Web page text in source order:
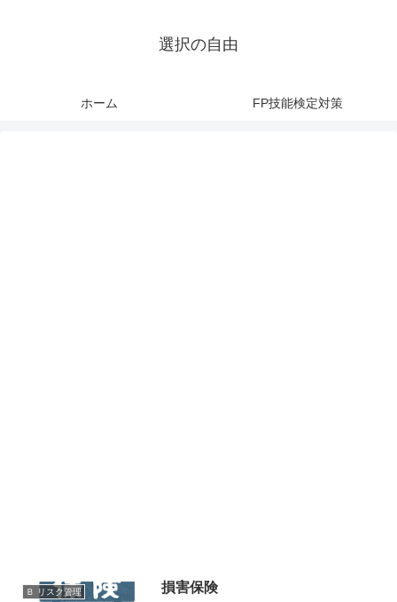
選択の自由
ホーム FP技能検定対策
Ｂ リスク管理 損害保険